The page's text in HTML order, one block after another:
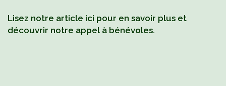
Lisez notre article ici pour en savoir plus et
découvrir notre appel à bénévoles.